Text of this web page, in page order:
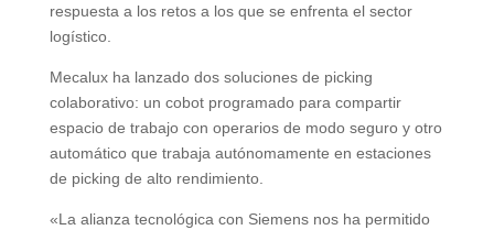
respuesta a los retos a los que se enfrenta el sector
logístico.
Mecalux ha lanzado dos soluciones de picking
colaborativo: un cobot programado para compartir
espacio de trabajo con operarios de modo seguro y otro
automático que trabaja autónomamente en estaciones
de picking de alto rendimiento.
«La alianza tecnológica con Siemens nos ha permitido